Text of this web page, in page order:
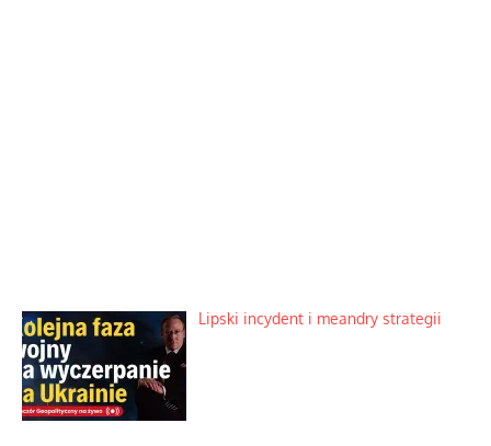
Lipski incydent i meandry strategii